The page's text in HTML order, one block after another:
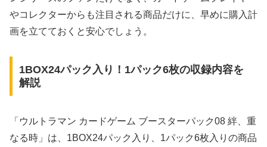
やコレクターからも注目される商品だけに、早めに購入計
画を立てておくと安心でしょう。
1BOX24パック入り！1パック6枚の収録内容を
解説
「ウルトラマン カードゲーム ブースターパック08 絆、重
なる時」は、1BOX24パック入り、1パック6枚入りの商品